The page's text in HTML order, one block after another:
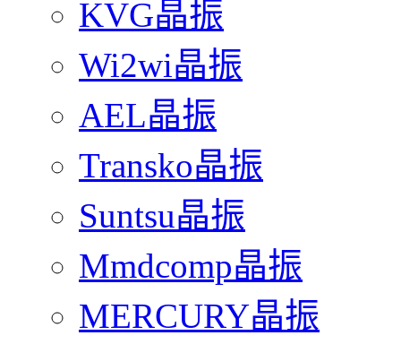
KVG晶振
Wi2wi晶振
AEL晶振
Transko晶振
Suntsu晶振
Mmdcomp晶振
MERCURY晶振